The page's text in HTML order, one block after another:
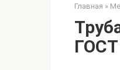
Главная »
ГОСТ